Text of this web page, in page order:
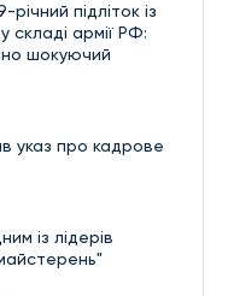
підліток із
армії РФ:
шокуючий
указ про кадрове
із лідерів